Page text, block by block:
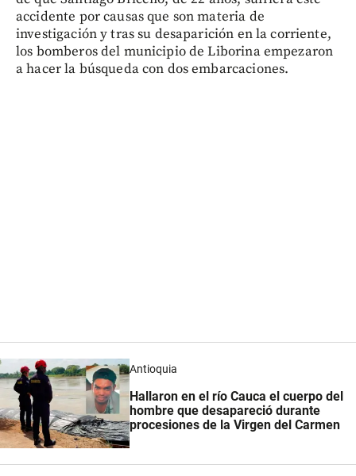
accidente por causas que son materia de
investigación y tras su desaparición en la corriente,
los bomberos del municipio de Liborina empezaron
a hacer la búsqueda con dos embarcaciones.
Antioquia
Hallaron en el río Cauca el cuerpo del
hombre que desapareció durante
procesiones de la Virgen del Carmen